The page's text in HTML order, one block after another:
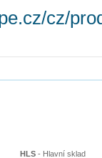
cz/
HLS - Hlavní sklad